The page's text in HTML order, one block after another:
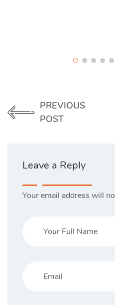
PREVIOUS
POST
Leave a Reply
Your email address will